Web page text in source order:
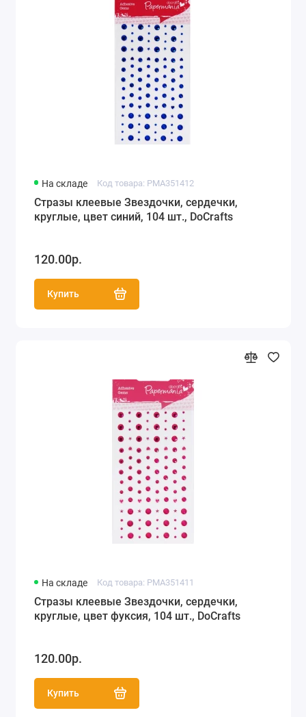
На складе Код товара: PMA351412
Стразы клеевые Звездочки, сердечки,
круглые, цвет синий, 104 шт., DoCrafts
120.00р.
Купить
На складе Код товара: PMA351411
Стразы клеевые Звездочки, сердечки,
круглые, цвет фуксия, 104 шт., DoCrafts
120.00р.
Купить